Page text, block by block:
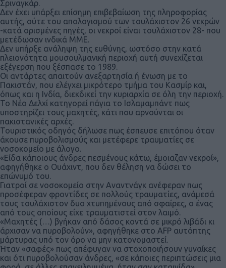
Σριναγκάρ.
Δεν έχει υπάρξει επίσημη επιβεβαίωση της πληροφορίας
αυτής, ούτε του απολογισμού των τουλάχιστον 26 νεκρών
-κατά ορισμένες πηγές, οι νεκροί είναι τουλάχιστον 28- που
μετέδωσαν ινδικά ΜΜΕ.
Δεν υπήρξε ανάληψη της ευθύνης, ωστόσο στην κατά
πλειονότητα μουσουλμανική περιοχή αυτή συνεχίζεται
εξέγερση που ξέσπασε το 1989.
Οι αντάρτες απαιτούν ανεξαρτησία ή ένωση με το
Πακιστάν, που ελέγχει μικρότερο τμήμα του Κασμίρ και,
όπως και η Ινδία, διεκδικεί την κυριαρχία σε όλη την περιοχή.
Το Νέο Δελχί κατηγορεί πάγια το Ισλαμαμπάντ πως
υποστηρίζει τους μαχητές, κάτι που αρνούνται οι
πακιστανικές αρχές.
Τουριστικός οδηγός δήλωσε πως έσπευσε επιτόπου όταν
άκουσε πυροβολισμούς και μετέφερε τραυματίες σε
νοσοκομείο με άλογο.
«Είδα κάποιους άνδρες πεσμένους κάτω, έμοιαζαν νεκροί»,
αφηγήθηκε ο Ουάχιντ, που δεν θέληση να δώσει το
επώνυμό του.
Γιατροί σε νοσοκομείο στην Αναντνάγκ ανέφεραν πως
προσέφεραν φροντίδες σε πολλούς τραυματίες, ανάμεσά
τους τουλάχιστον δυο χτυπημένους από σφαίρες, ο ένας
από τους οποίους είχε τραυματιστεί στον λαιμό.
«Μαχητές (…) βγήκαν από δάσος κοντά σε μικρό λιβάδι κι
άρχισαν να πυροβολούν», αφηγήθηκε στο AFP αυτόπτης
μάρτυρας υπό τον όρο να μην κατονομαστεί.
Ήταν «σαφές» πως απέφυγαν να στοχοποιήσουν γυναίκες
και ότι πυροβολούσαν άνδρες, «σε κάποιες περιπτώσεις μια